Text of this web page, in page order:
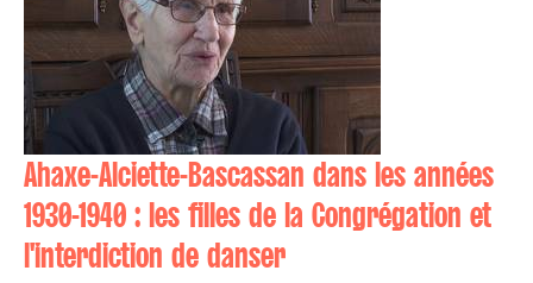
Ahaxe-Alciette-Bascassan dans les années
1930-1940 : les filles de la Congrégation et
l'interdiction de danser